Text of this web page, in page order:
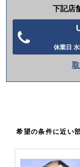
下記店
休業日
希望の条件に近い